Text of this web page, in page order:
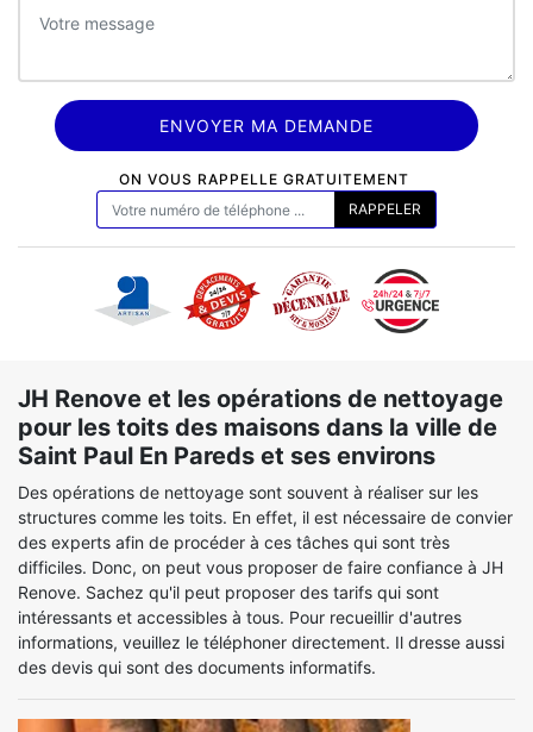
ON VOUS RAPPELLE GRATUITEMENT
JH Renove et les opérations de nettoyage
pour les toits des maisons dans la ville de
Saint Paul En Pareds et ses environs
Des opérations de nettoyage sont souvent à réaliser sur les
structures comme les toits. En effet, il est nécessaire de convier
des experts afin de procéder à ces tâches qui sont très
difficiles. Donc, on peut vous proposer de faire confiance à JH
Renove. Sachez qu'il peut proposer des tarifs qui sont
intéressants et accessibles à tous. Pour recueillir d'autres
informations, veuillez le téléphoner directement. Il dresse aussi
des devis qui sont des documents informatifs.